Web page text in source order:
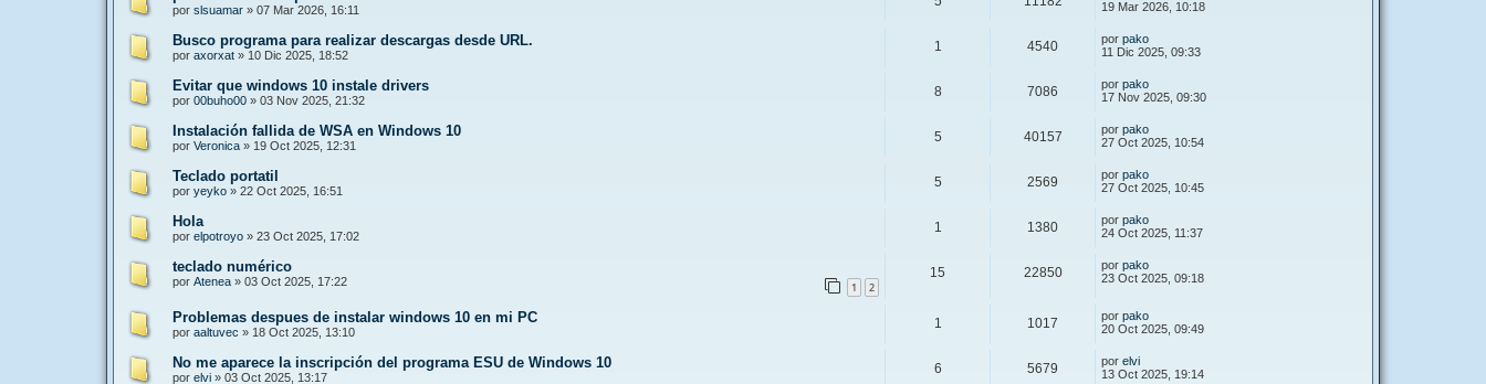
por slsuamar » 07 Mar 2026, 16:11
19 Mar 2026, 10:18
Busco programa para realizar descargas desde URL.
por axorxat » 10 Dic 2025, 18:52
1 4540 por pako
11 Dic 2025, 09:33
Evitar que windows 10 instale drivers
por 00buho00 » 03 Nov 2025, 21:32
8 7086 por pako
17 Nov 2025, 09:30
Instalación fallida de WSA en Windows 10
por Veronica » 19 Oct 2025, 12:31
5 40157 por pako
27 Oct 2025, 10:54
Teclado portatil
por yeyko » 22 Oct 2025, 16:51
5 2569 por pako
27 Oct 2025, 10:45
Hola
por elpotroyo » 23 Oct 2025, 17:02
1 1380 por pako
24 Oct 2025, 11:37
teclado numérico
por Atenea » 03 Oct 2025, 17:22 1 2
15 22850 por pako
23 Oct 2025, 09:18
Problemas despues de instalar windows 10 en mi PC
por aaltuvec » 18 Oct 2025, 13:10
1 1017 por pako
20 Oct 2025, 09:49
No me aparece la inscripción del programa ESU de Windows 10
por elvi » 03 Oct 2025, 13:17
6 5679 por elvi
13 Oct 2025, 19:14